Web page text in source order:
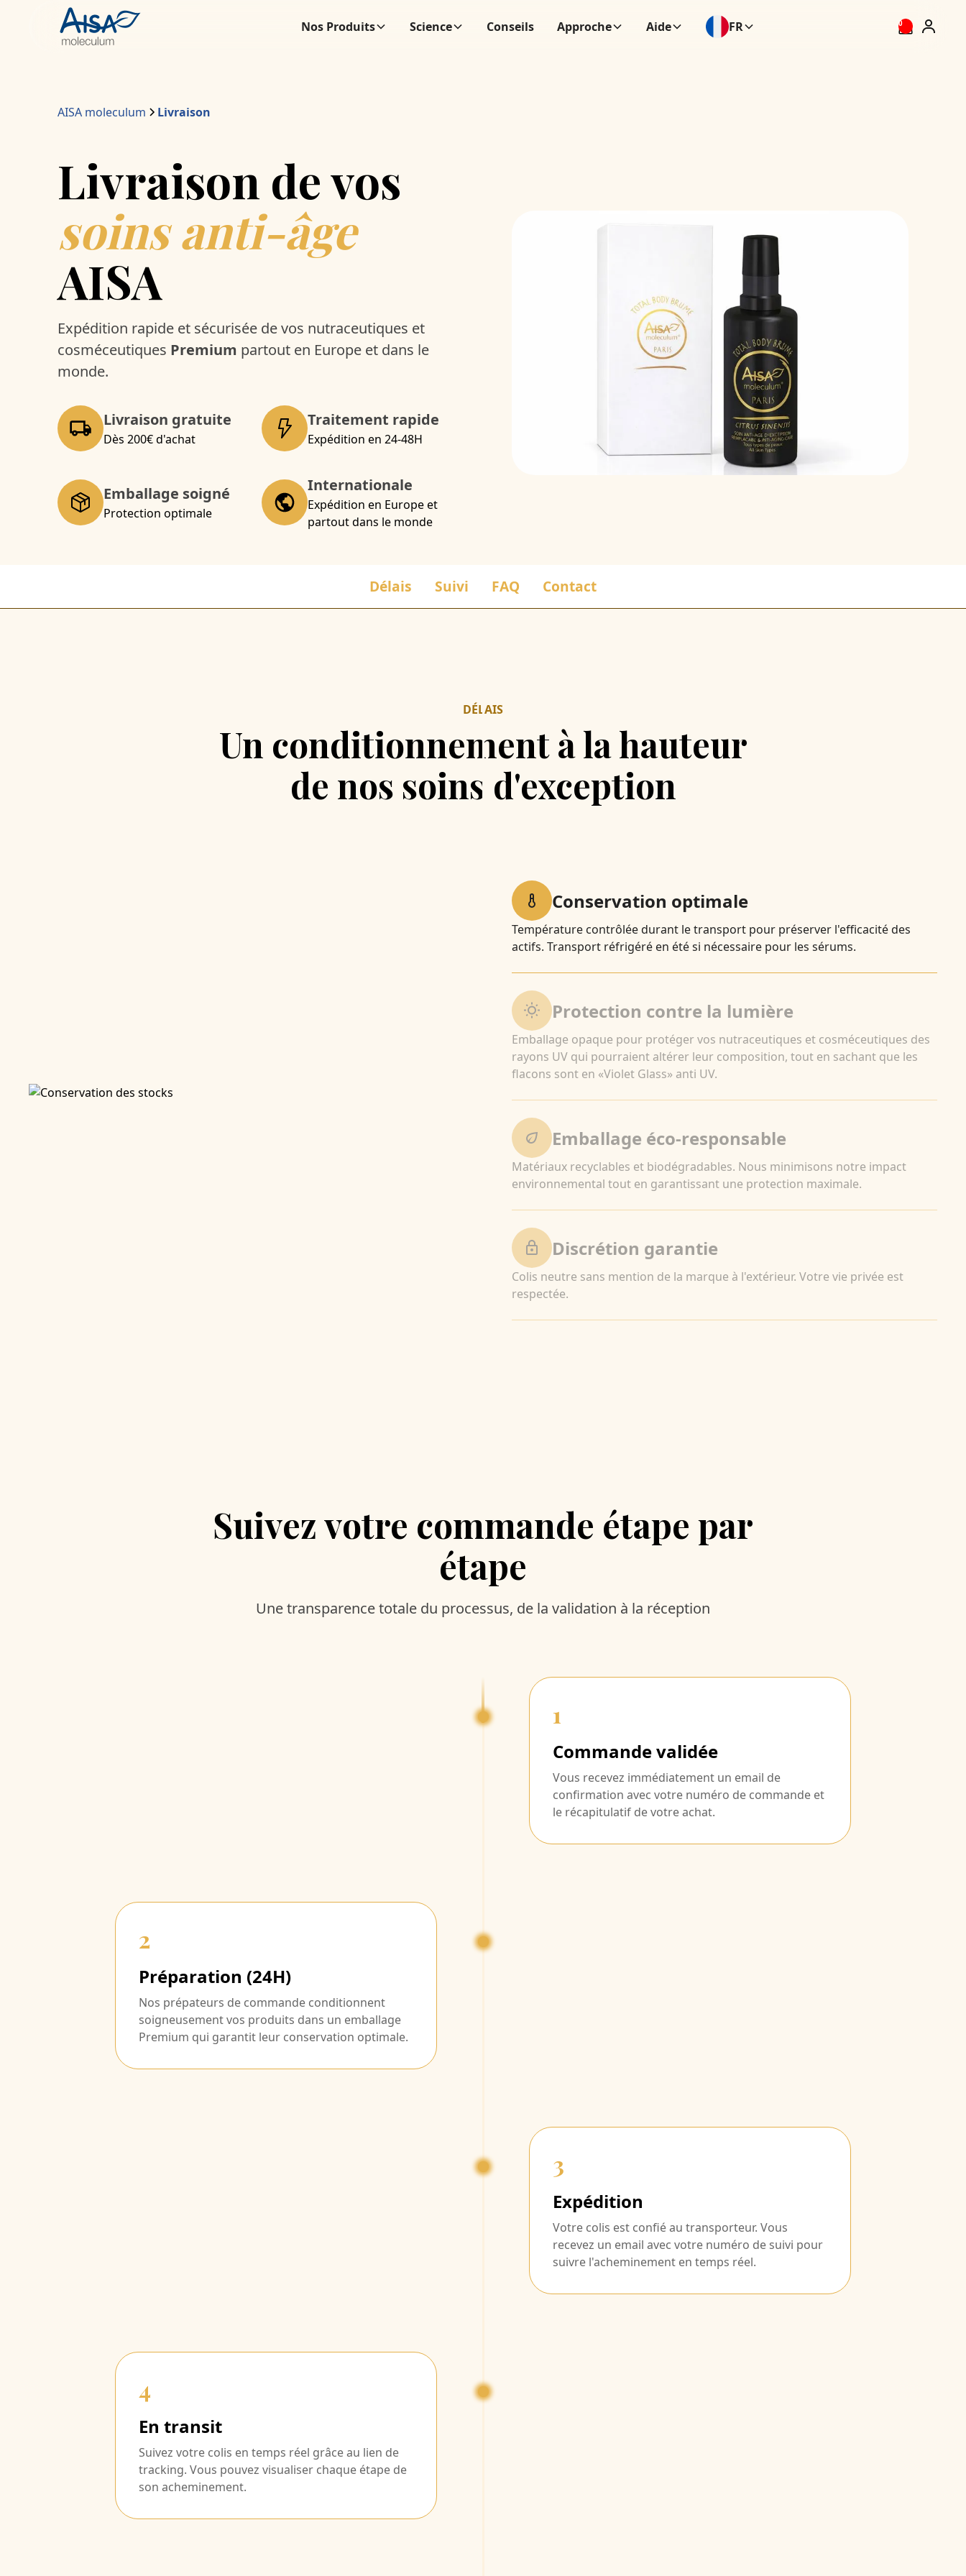
Nos Produits Science Conseils Approche Aide FR 0
AISA moleculum Livraison
Livraison de vos
soins anti-âge
AISA
Expédition rapide et sécurisée de vos nutraceutiques et
cosméceutiques Premium partout en Europe et dans le
monde.
Livraison gratuite
Dès 200€ d'achat
Traitement rapide
Expédition en 24-48H
Emballage soigné
Protection optimale
Internationale
Expédition en Europe et
partout dans le monde
Délais Suivi FAQ Contact
DÉLAIS
Un conditionnement à la hauteur
de nos soins d'exception
Conservation optimale
Température contrôlée durant le transport pour préserver l'efficacité des
actifs. Transport réfrigéré en été si nécessaire pour les sérums.
Protection contre la lumière
Emballage opaque pour protéger vos nutraceutiques et cosméceutiques des
rayons UV qui pourraient altérer leur composition, tout en sachant que les
flacons sont en «Violet Glass» anti UV.
Emballage éco-responsable
Matériaux recyclables et biodégradables. Nous minimisons notre impact
environnemental tout en garantissant une protection maximale.
Discrétion garantie
Colis neutre sans mention de la marque à l'extérieur. Votre vie privée est
respectée.
Suivez votre commande étape par
étape
Une transparence totale du processus, de la validation à la réception
1
Commande validée
Vous recevez immédiatement un email de
confirmation avec votre numéro de commande et
le récapitulatif de votre achat.
2
Préparation (24H)
Nos prépateurs de commande conditionnent
soigneusement vos produits dans un emballage
Premium qui garantit leur conservation optimale.
3
Expédition
Votre colis est confié au transporteur. Vous
recevez un email avec votre numéro de suivi pour
suivre l'acheminement en temps réel.
4
En transit
Suivez votre colis en temps réel grâce au lien de
tracking. Vous pouvez visualiser chaque étape de
son acheminement.